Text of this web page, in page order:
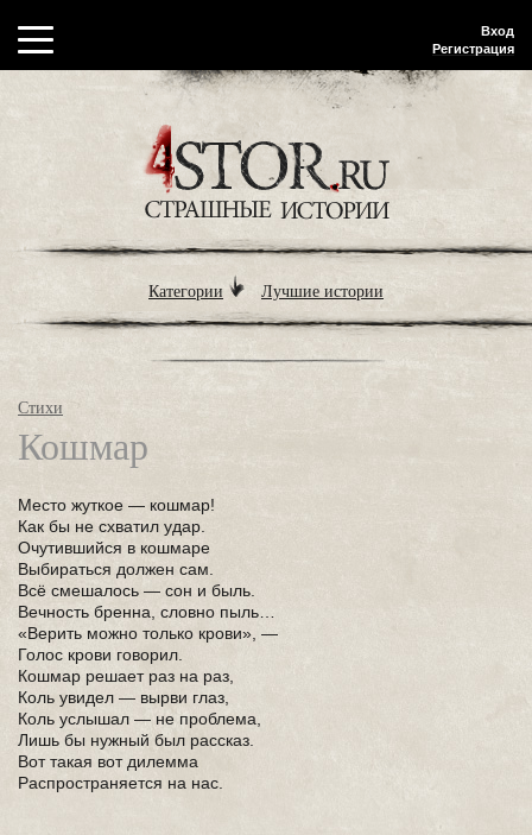
Вход
Регистрация
Категории Лучшие истории
Стихи
Кошмар
Место жуткое — кошмар!
Как бы не схватил удар.
Очутившийся в кошмаре
Выбираться должен сам.
Всё смешалось — сон и быль.
Вечность бренна, словно пыль…
«Верить можно только крови», —
Голос крови говорил.
Кошмар решает раз на раз,
Коль увидел — вырви глаз,
Коль услышал — не проблема,
Лишь бы нужный был рассказ.
Вот такая вот дилемма
Распространяется на нас.